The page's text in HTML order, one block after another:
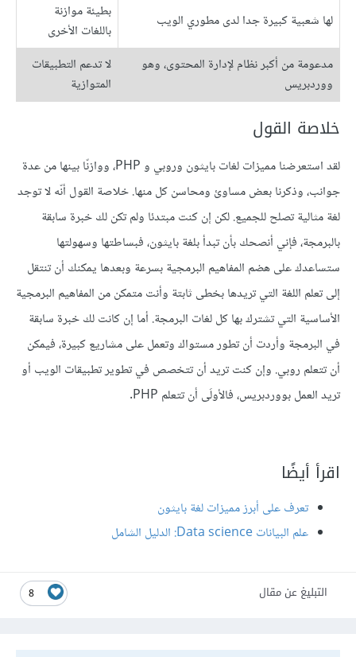
لها شعبية كبيرة جدا لدى مطوري الويب
بطيئة موازنة
باللغات الأخرى
مدعومة من أكبر نظام لإدارة المحتوى، وهو
ووردبريس
لا تدعم التطبيقات
المتوازية
خلاصة القول
لقد استعرضنا مميزات لغات بايثون وروبي و PHP، ووازنّا بينها من عدة
جوانب، وذكرنا بعض مساوئ ومحاسن كل منها. خلاصة القول أنّه لا توجد
لغة مثالية تصلح للجميع. لكن إن كنت مبتدئا ولم تكن لك خبرة سابقة
بالبرمجة، فإني أنصحك بأن تبدأ بلغة بايثون، فبساطتها وسهولتها
ستساعدك على هضم المفاهيم البرمجية بسرعة وبعدها يمكنك أن تنتقل
إلى تعلم اللغة التي تريدها بخطى ثابتة وأنت متمكن من المفاهيم البرمجية
الأساسية التي تشترك بها كل لغات البرمجة. أما إن كانت لك خبرة سابقة
في البرمجة وأردت أن تطور مستواك وتعمل على مشاريع كبيرة، فيمكن
أن تتعلم روبي. وإن كنت تريد أن تتخصص في تطوير تطبيقات الويب أو
تريد العمل بووردبريس، فالأولَى أن تتعلم PHP.
اقرأ أيضًا
تعرف على أبرز مميزات لغة بايثون
علم البيانات Data science: الدليل الشامل
8 التبليغ عن مقال